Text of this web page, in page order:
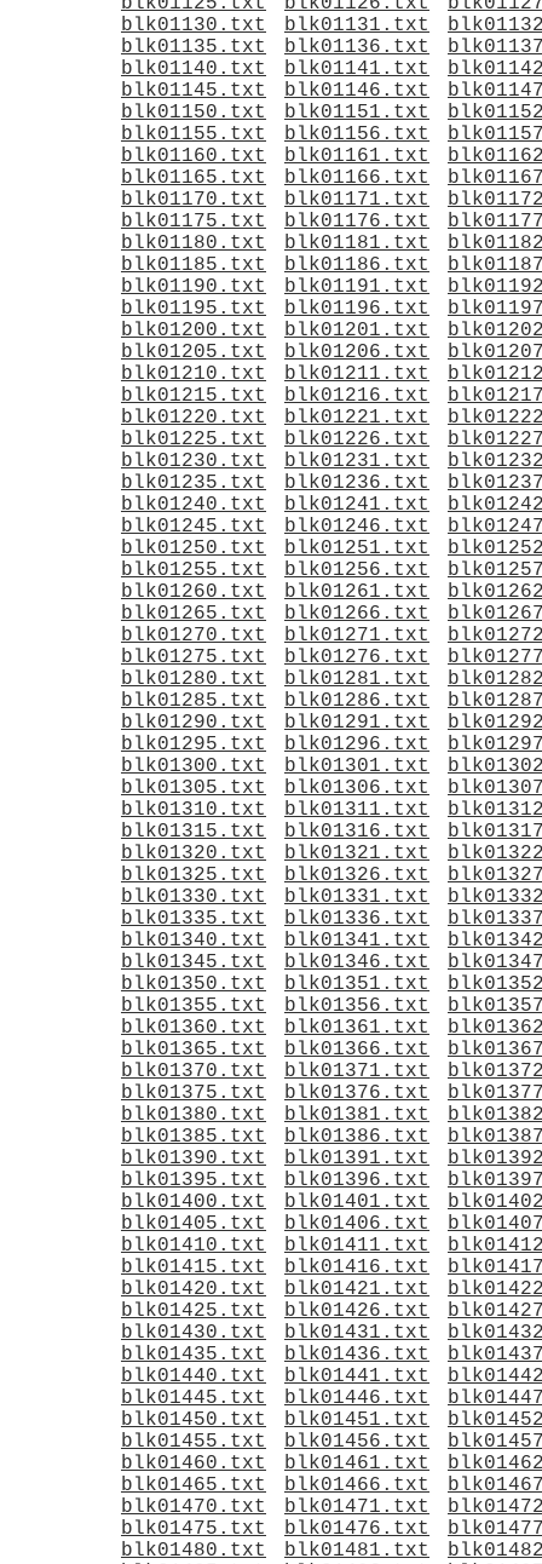
blk01130.txt
blk01131.txt
blk01135.txt
blk01136.txt
blk01140.txt
blk01141.txt
blk01145.txt
blk01146.txt
blk01150.txt
blk01151.txt
blk01155.txt
blk01156.txt
blk01160.txt
blk01161.txt
blk01165.txt
blk01166.txt
blk01170.txt
blk01171.txt
blk01175.txt
blk01176.txt
blk01180.txt
blk01181.txt
blk01185.txt
blk01186.txt
blk01190.txt
blk01191.txt
blk01195.txt
blk01196.txt
blk01200.txt
blk01201.txt
blk01205.txt
blk01206.txt
blk01210.txt
blk01211.txt
blk01215.txt
blk01216.txt
blk01220.txt
blk01221.txt
blk01225.txt
blk01226.txt
blk01230.txt
blk01231.txt
blk01235.txt
blk01236.txt
blk01240.txt
blk01241.txt
blk01245.txt
blk01246.txt
blk01250.txt
blk01251.txt
blk01255.txt
blk01256.txt
blk01260.txt
blk01261.txt
blk01265.txt
blk01266.txt
blk01270.txt
blk01271.txt
blk01275.txt
blk01276.txt
blk01280.txt
blk01281.txt
blk01285.txt
blk01286.txt
blk01290.txt
blk01291.txt
blk01295.txt
blk01296.txt
blk01300.txt
blk01301.txt
blk01305.txt
blk01306.txt
blk01310.txt
blk01311.txt
blk01315.txt
blk01316.txt
blk01320.txt
blk01321.txt
blk01325.txt
blk01326.txt
blk01330.txt
blk01331.txt
blk01335.txt
blk01336.txt
blk01340.txt
blk01341.txt
blk01345.txt
blk01346.txt
blk01350.txt
blk01351.txt
blk01355.txt
blk01356.txt
blk01360.txt
blk01361.txt
blk01365.txt
blk01366.txt
blk01370.txt
blk01371.txt
blk01375.txt
blk01376.txt
blk01380.txt
blk01381.txt
blk01385.txt
blk01386.txt
blk01390.txt
blk01391.txt
blk01395.txt
blk01396.txt
blk01400.txt
blk01401.txt
blk01405.txt
blk01406.txt
blk01410.txt
blk01411.txt
blk01415.txt
blk01416.txt
blk01420.txt
blk01421.txt
blk01425.txt
blk01426.txt
blk01430.txt
blk01431.txt
blk01435.txt
blk01436.txt
blk01440.txt
blk01441.txt
blk01445.txt
blk01446.txt
blk01450.txt
blk01451.txt
blk01455.txt
blk01456.txt
blk01460.txt
blk01461.txt
blk01465.txt
blk01466.txt
blk01470.txt
blk01471.txt
blk01475.txt
blk01476.txt
blk01480.txt
blk01481.txt